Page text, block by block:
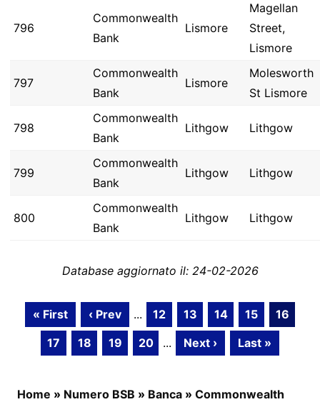
796
Commonwealth
Bank
Lismore
Magellan
Street,
Lismore
797
Commonwealth
Bank
Lismore
Molesworth
St Lismore
798
Commonwealth
Bank
Lithgow Lithgow
799
Commonwealth
Bank
Lithgow Lithgow
800
Commonwealth
Bank
Lithgow Lithgow
Database aggiornato il: 24-02-2026
« First ‹ Prev ... 12 13 14 15
16
17
18 19 20 ... Next › Last »
Home » Numero BSB » Banca » Commonwealth